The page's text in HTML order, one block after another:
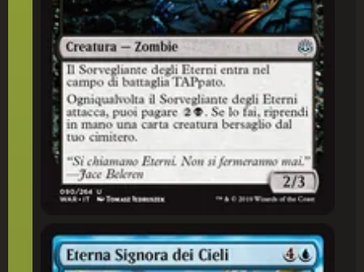
Eterna Signora dei Cieli